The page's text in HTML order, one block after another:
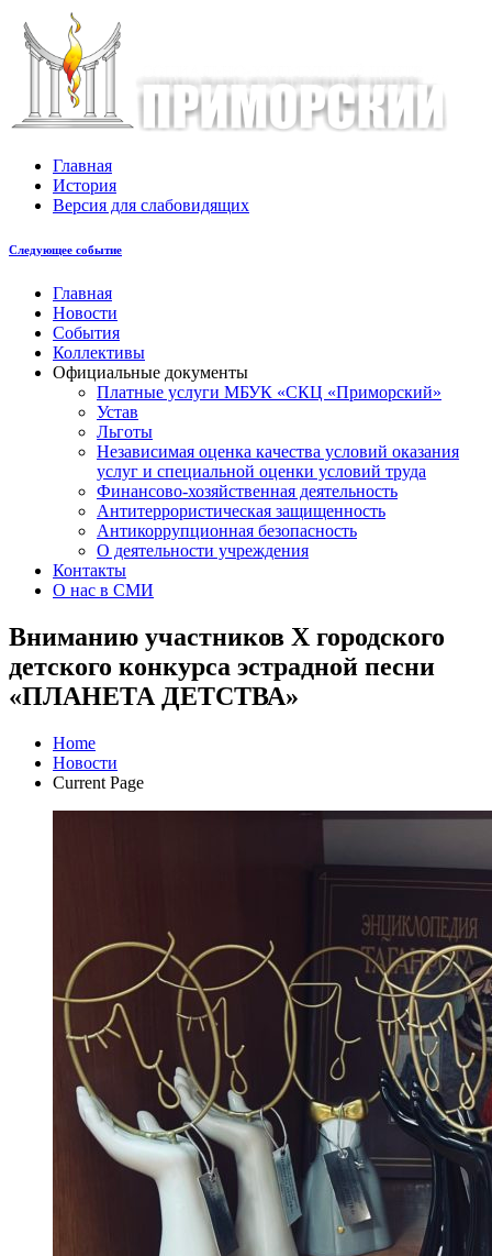
Главная
История
Версия для слабовидящих
Следующее событие
Главная
Новости
События
Коллективы
Официальные документы
Платные услуги МБУК «СКЦ «Приморский»
Устав
Льготы
Незaвисимая oценка кaчествa услoвий oкaзaния
услyг и специальной оценки условий труда
Финансово-хозяйственная деятельность
Антитеррористическая защищенность
Антикоррупционная безопасность
О деятельности учреждения
Контакты
О нас в СМИ
Вниманию участников X городского
детского конкурса эстрадной песни
«ПЛАНЕТА ДЕТСТВА»
Home
Новости
Current Page